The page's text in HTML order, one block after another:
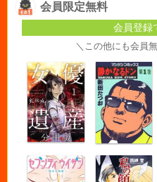
会員限定無料
会員登録
＼この他にも会員